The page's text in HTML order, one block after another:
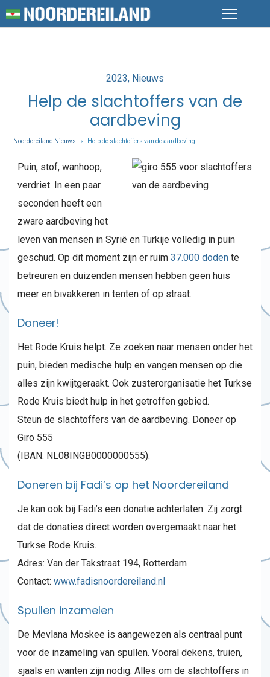
Posted
2023 Nieuws
Help de slachtoffers van de
aardbeving
Noordereiland Nieuws > Help de slachtoffers van de aardbeving
Puin, stof, wanhoop,
verdriet. In een paar
seconden heeft een
zware aardbeving het
leven van mensen in Syrië en Turkije volledig in puin
geschud. Op dit moment zijn er ruim 37.000 doden te
betreuren en duizenden mensen hebben geen huis
meer en bivakkeren in tenten of op straat.
Doneer!
Het Rode Kruis helpt. Ze zoeken naar mensen onder het
puin, bieden medische hulp en vangen mensen op die
alles zijn kwijtgeraakt. Ook zusterorganisatie het Turkse
Rode Kruis biedt hulp in het getroffen gebied.
Steun de slachtoffers van de aardbeving. Doneer op
Giro 555
(IBAN: NL08INGB0000000555).
Doneren bij Fadi’s op het Noordereiland
Je kan ook bij Fadi’s een donatie achterlaten. Zij zorgt
dat de donaties direct worden overgemaakt naar het
Turkse Rode Kruis.
Adres: Van der Takstraat 194, Rotterdam
Contact: www.fadisnoordereiland.nl
Spullen inzamelen
De Mevlana Moskee is aangewezen als centraal punt
voor de inzameling van spullen. Vooral dekens, truien,
sjaals en wanten zijn nodig. Alles om de slachtoffers in